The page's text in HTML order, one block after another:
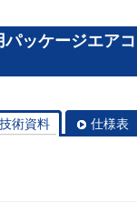
パッケージエア
技術資料 仕様表